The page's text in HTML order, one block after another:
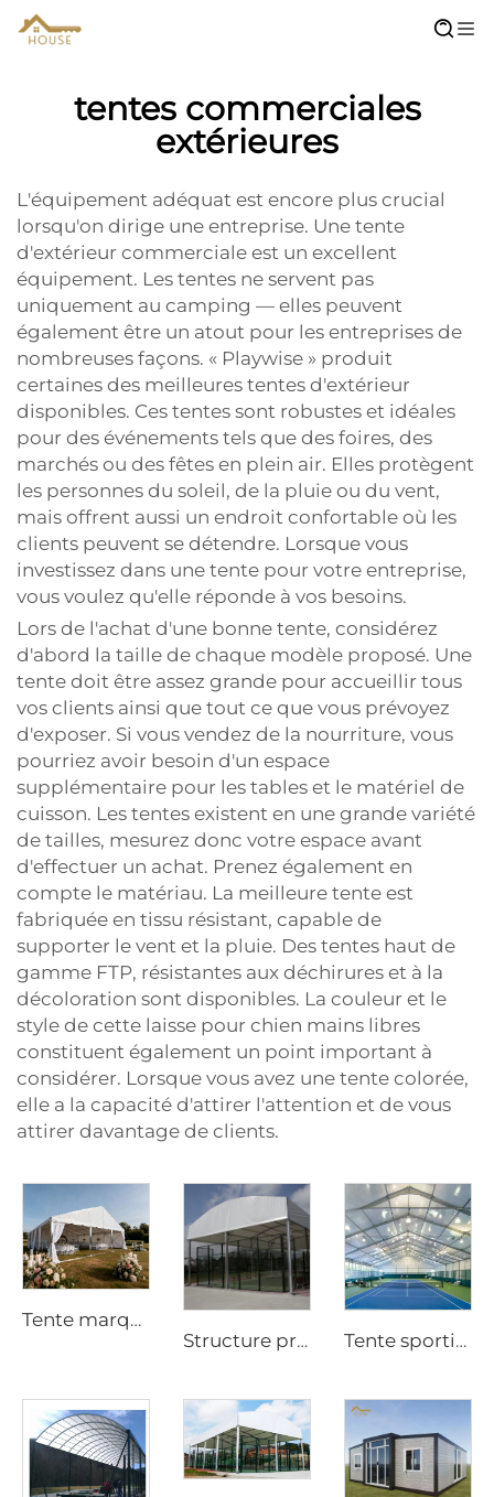
tentes commerciales
extérieures
L'équipement adéquat est encore plus crucial
lorsqu'on dirige une entreprise. Une tente
d'extérieur commerciale est un excellent
équipement. Les tentes ne servent pas
uniquement au camping — elles peuvent
également être un atout pour les entreprises de
nombreuses façons. « Playwise » produit
certaines des meilleures tentes d'extérieur
disponibles. Ces tentes sont robustes et idéales
pour des événements tels que des foires, des
marchés ou des fêtes en plein air. Elles protègent
les personnes du soleil, de la pluie ou du vent,
mais offrent aussi un endroit confortable où les
clients peuvent se détendre. Lorsque vous
investissez dans une tente pour votre entreprise,
vous voulez qu'elle réponde à vos besoins.
Lors de l'achat d'une bonne tente, considérez
d'abord la taille de chaque modèle proposé. Une
tente doit être assez grande pour accueillir tous
vos clients ainsi que tout ce que vous prévoyez
d'exposer. Si vous vendez de la nourriture, vous
pourriez avoir besoin d'un espace
supplémentaire pour les tables et le matériel de
cuisson. Les tentes existent en une grande variété
de tailles, mesurez donc votre espace avant
d'effectuer un achat. Prenez également en
compte le matériau. La meilleure tente est
fabriquée en tissu résistant, capable de
supporter le vent et la pluie. Des tentes haut de
gamme FTP, résistantes aux déchirures et à la
décoloration sont disponibles. La couleur et le
style de cette laisse pour chien mains libres
constituent également un point important à
considérer. Lorsque vous avez une tente colorée,
elle a la capacité d'attirer l'attention et de vous
attirer davantage de clients.
Tente marquée professionnelle pour mariage | Structure événementielle haut de gamme pour fêtes de luxe
Structure professionnelle de court de padel en acier et verre | Couverture étanche pour courts de sport en extérieur, avec volet d’ombrage pour installations de tennis
Tente sportive sur mesure au prix usine | Hall de badminton à structure en aluminium à montage rapide pour sites commerciaux